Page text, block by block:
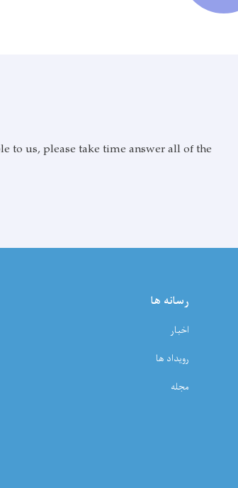
to us, please take time answer all of the
رسانه ها
اخبار
رویداد ها
مجله